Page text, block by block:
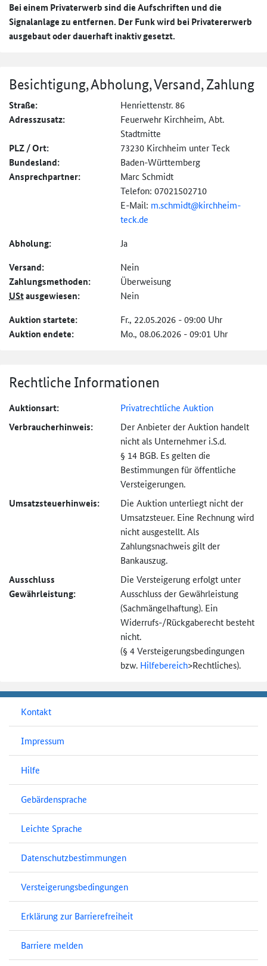
Bei einem Privaterwerb sind die Aufschriften und die
Signalanlage zu entfernen. Der Funk wird bei Privatererwerb
ausgebaut oder dauerhaft inaktiv gesetzt.
Besichtigung, Abholung, Versand, Zahlung
Straße: Henriettenstr. 86
Adresszusatz:
Feuerwehr Kirchheim, Abt.
Stadtmitte
PLZ / Ort: 73230 Kirchheim unter Teck
Bundesland: Baden-Württemberg
Ansprechpartner:
Marc Schmidt
Telefon: 07021502710
E-Mail: m.schmidt@kirchheim-
teck.de
Abholung: Ja
Versand: Nein
Zahlungs­methoden: Überweisung
UStausgewiesen: Nein
Auktion startete: Fr., 22.05.2026 - 09:00 Uhr
Auktion endete: Mo., 08.06.2026 - 09:01 Uhr
Rechtliche Informationen
Auktionsart: Privatrechtliche Auktion
Verbraucher­hinweis:
Der Anbieter der Auktion handelt
nicht als Unternehmer i.S.d.
§ 14 BGB. Es gelten die
Bestimmungen für öffentliche
Versteigerungen.
Umsatzsteuer­hinweis:
Die Auktion unterliegt nicht der
Umsatzsteuer. Eine Rechnung wird
nicht ausgestellt. Als
Zahlungsnachweis gilt der
Bankauszug.
Ausschluss
Gewährleistung:
Die Versteigerung erfolgt unter
Ausschluss der Gewährleistung
(Sachmängel­haftung). Ein
Widerrufs-/Rückgaberecht besteht
nicht.
(§ 4 Versteigerungs­bedingungen
bzw. Hilfebereich>Rechtliches).
Kontakt
Impressum
Hilfe
Gebärdensprache
Leichte Sprache
Datenschutzbestimmungen
Versteigerungsbedingungen
Erklärung zur Barrierefreiheit
Barriere melden